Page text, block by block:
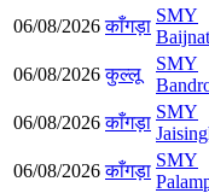
06/08/2026 काँगड़ा
SMY
06/08/2026 कुल्लू
SMY
06/08/2026 काँगड़ा
SMY
06/08/2026 काँगड़ा
SMY